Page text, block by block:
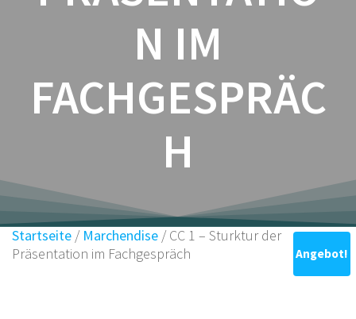
N IM
FACHGESPRÄC
H
Startseite / Marchendise / CC 1 – Sturktur der
Präsentation im Fachgespräch
Angebot!